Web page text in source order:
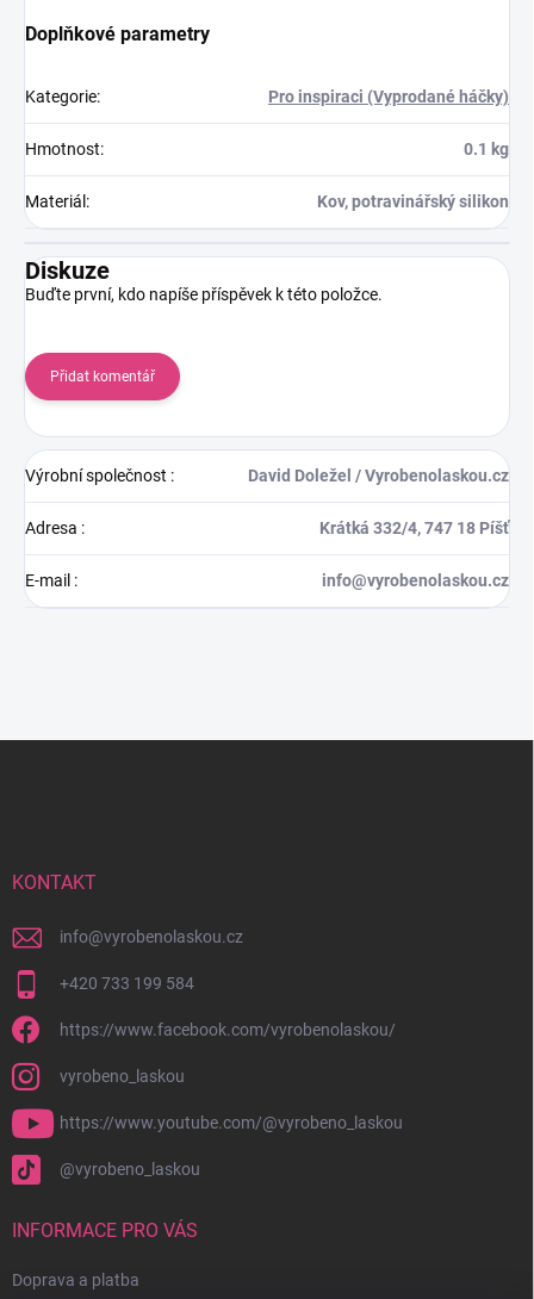
Doplňkové parametry
Kategorie: Pro inspiraci (Vyprodané háčky)
Hmotnost: 0.1 kg
Materiál : Kov, potravinářský silikon
Diskuze
Buďte první, kdo napíše příspěvek k této položce.
Přidat komentář
Výrobní společnost : David Doležel / Vyrobenolaskou.cz
Adresa : Krátká 332/4, 747 18 Píšť
E-mail : info@vyrobenolaskou.cz
KONTAKT
info@vyrobenolaskou.cz
+420 733 199 584
https://www.facebook.com/vyrobenolaskou/
vyrobeno_laskou
https://www.youtube.com/@vyrobeno_laskou
@vyrobeno_laskou
INFORMACE PRO VÁS
Doprava a platba